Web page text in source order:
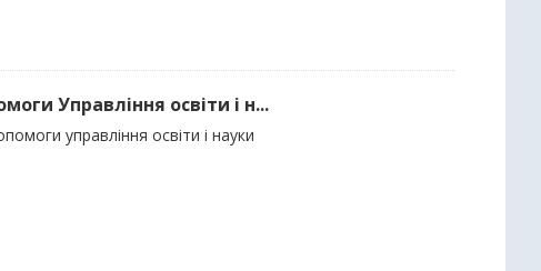
Управління освіти і н...
управління освіти і науки